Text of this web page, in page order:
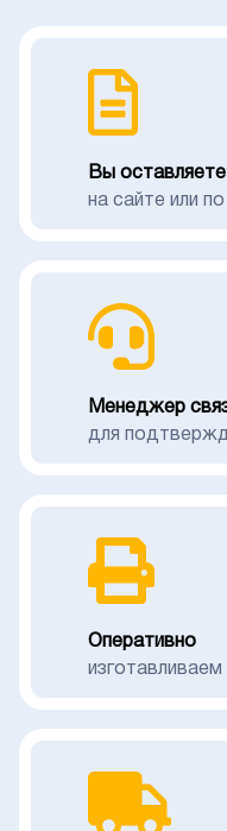
Вы оставляете
на сайте или
Менеджер
для
Оперативно